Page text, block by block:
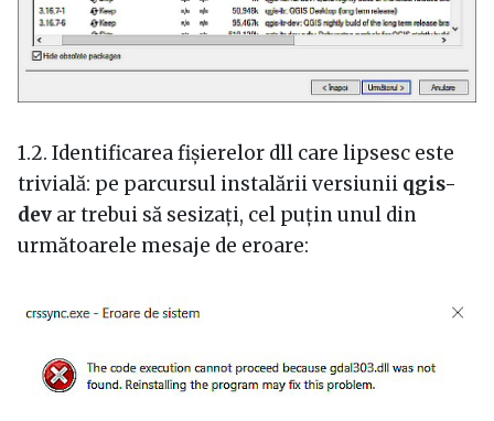
1.2. Identificarea fișierelor dll care lipsesc este
trivială: pe parcursul instalării versiunii qgis-
dev ar trebui să sesizați, cel puțin unul din
următoarele mesaje de eroare: